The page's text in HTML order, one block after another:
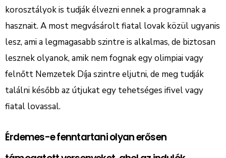
korosztályok is tudják élvezni ennek a programnak a
hasznait. A most megvásárolt fiatal lovak közül ugyanis
lesz, ami a legmagasabb szintre is alkalmas, de biztosan
lesznek olyanok, amik nem fognak egy olimpiai vagy
felnőtt Nemzetek Díja szintre eljutni, de meg tudják
találni később az útjukat egy tehetséges ifivel vagy
fiatal lovassal.
Érdemes-e fenntartani olyan erősen